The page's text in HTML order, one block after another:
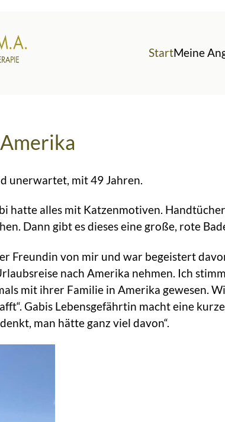
StartMeine
unerwartet, mit 49 Jahren.
hatte alles mit Katzenmotiven.
Dann gibt es dieses eine große, rote
Freundin von mir und war begeistert
nach Amerika nehmen. Ich
mit ihrer Familie in Amerika gewesen.
Gabis Lebensgefährtin macht eine
man hätte ganz viel davon“.